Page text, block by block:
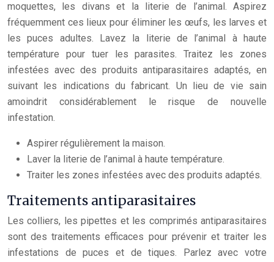
moquettes, les divans et la literie de l’animal. Aspirez
fréquemment ces lieux pour éliminer les œufs, les larves et
les puces adultes. Lavez la literie de l’animal à haute
température pour tuer les parasites. Traitez les zones
infestées avec des produits antiparasitaires adaptés, en
suivant les indications du fabricant. Un lieu de vie sain
amoindrit considérablement le risque de nouvelle
infestation.
Aspirer régulièrement la maison.
Laver la literie de l’animal à haute température.
Traiter les zones infestées avec des produits adaptés.
Traitements antiparasitaires
Les colliers, les pipettes et les comprimés antiparasitaires
sont des traitements efficaces pour prévenir et traiter les
infestations de puces et de tiques. Parlez avec votre